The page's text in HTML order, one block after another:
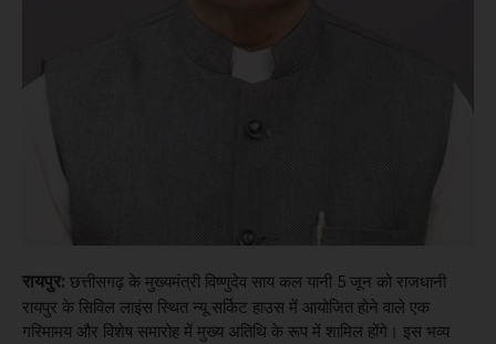
रायपुर: छत्तीसगढ़ के मुख्यमंत्री विष्णुदेव साय कल यानी 5 जून को राजधानी
रायपुर के सिविल लाइंस स्थित न्यू सर्किट हाउस में आयोजित होने वाले एक
गरिमामय और विशेष समारोह में मुख्य अतिथि के रूप में शामिल होंगे। इस भव्य